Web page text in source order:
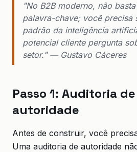
"No B2B moderno, não
palavra-chave; você precisa
padrão da inteligência
potencial cliente pergunta
setor." — Gustavo Cáceres
Passo 1: Auditoria
autoridade
Antes de construir, você
Uma auditoria de autoridade